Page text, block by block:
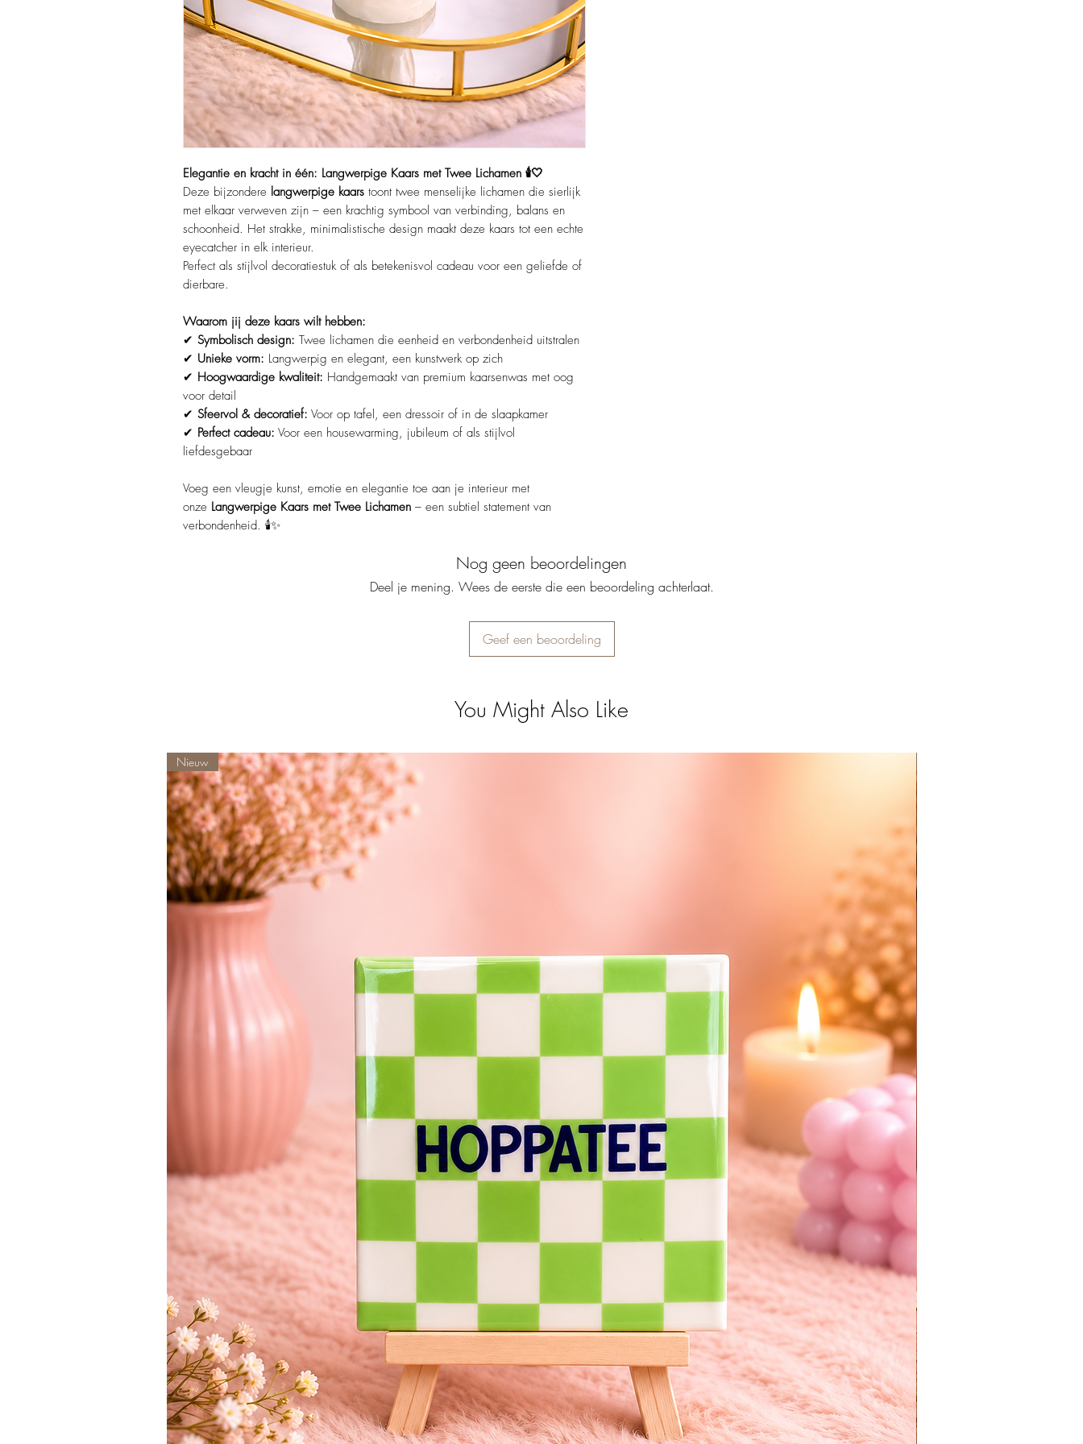
Elegantie en kracht in één: Langwerpige Kaars met Twee Lichamen 🕯️🤍
Deze bijzondere langwerpige kaars toont twee menselijke lichamen die sierlijk
met elkaar verweven zijn – een krachtig symbool van verbinding, balans en
schoonheid. Het strakke, minimalistische design maakt deze kaars tot een echte
eyecatcher in elk interieur.
Perfect als stijlvol decoratiestuk of als betekenisvol cadeau voor een geliefde of
dierbare.
Waarom jij deze kaars wilt hebben:
✔ Symbolisch design: Twee lichamen die eenheid en verbondenheid uitstralen
✔ Unieke vorm: Langwerpig en elegant, een kunstwerk op zich
✔ Hoogwaardige kwaliteit: Handgemaakt van premium kaarsenwas met oog
voor detail
✔ Sfeervol & decoratief: Voor op tafel, een dressoir of in de slaapkamer
✔ Perfect cadeau: Voor een housewarming, jubileum of als stijlvol
liefdesgebaar
Voeg een vleugje kunst, emotie en elegantie toe aan je interieur met
onze Langwerpige Kaars met Twee Lichamen – een subtiel statement van
verbondenheid. 🕯️✨
Nog geen beoordelingen
Deel je mening. Wees de eerste die een beoordeling achterlaat.
Geef een beoordeling
You Might Also Like
Nieuw